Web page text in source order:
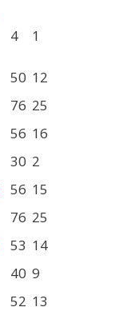
4 1
50 12
76 25
56 16
30 2
56 15
76 25
53 14
40 9
52 13